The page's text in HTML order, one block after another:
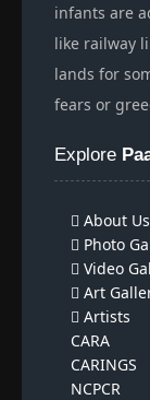
infants are
like railway
lands for
fears or
Explore
About Us
Photo
Video
Art
Artists
CARA
CARINGS
NCPCR